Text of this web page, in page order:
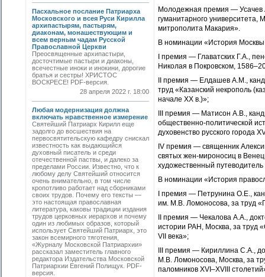
Пасхальное послание Патриарха
Московского и всея Руси Кирилла
архипастырям, пастырям,
диаконам, монашествующим и
всем верным чадам Русской
Православной Церкви
Преосвященные архипастыри,
досточтимые пастыри и диаконы,
всечестные иноки и инокини, дорогие
братья и сестры! ХРИСТОС
ВОСКРЕСЕ! PDF-версия.
28 апреля 2022 г. 18:00
Любая модернизация должна
включать нравственное измерение
Святейший Патриарх Кирилл еще
задолго до восшествия на
первосвятительскую кафедру снискал
известность как выдающийся
духовный писатель и среди
отечественной паствы, и далеко за
пределами России. Известно, что к
любому делу Святейший относится
очень внимательно, в том числе
кропотливо работает над сборниками
своих трудов. Почему его тексты —
это настоящая православная
литература, каковы традиции издания
трудов церковных иерархов и почему
один из любимых образов, который
использует Святейший Патриарх, это
закон всемирного тяготения,
«Журналу Московской Патриархии»
рассказал заместитель главного
редактора Издательства Московской
Патриархии Евгений Полищук. PDF-
версия.
Молодежная премия — Усачев
гуманитарного университета,
митрополита Макария».
В номинации «История
I премия — Главатских Г.А.,
Николая в Покровском,
II премия — Елдашев А.М.,
труд «Казанский некрополь
начале XX в.)»;
III премия — Матисон А.В.,
общественно-политической
духовенство русского города
IV премия — священник
святых жен-мироносиц в
художественный
В номинации «История
I премия — Петрунина О.Е.,
им. М.В. Ломоносова, за труд
II премия — Чекалова А.А.,
истории РАН, Москва, за труд
VII века»;
III премия — Кириллина С.А.,
М.В. Ломоносова, Москва, за
паломников XVI–XVIII